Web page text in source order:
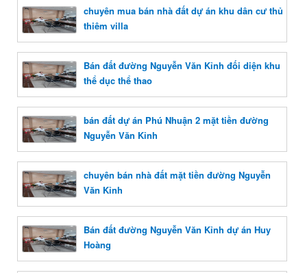
chuyên mua bán nhà đất dự án khu dân cư thủ
thiêm villa
Bán đất đường Nguyễn Văn Kỉnh đối diện khu
thể dục thể thao
bán đất dự án Phú Nhuận 2 mặt tiền đường
Nguyễn Văn Kỉnh
chuyên bán nhà đất mặt tiền đường Nguyễn
Văn Kỉnh
Bán đất đường Nguyễn Văn Kỉnh dự án Huy
Hoàng